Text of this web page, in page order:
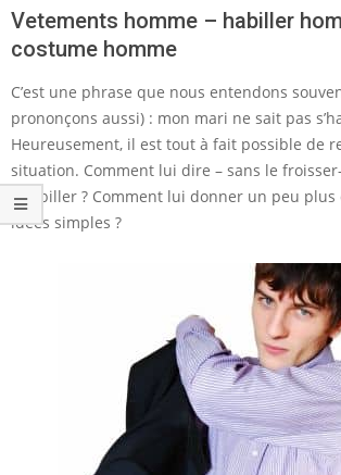
Vetements homme – habiller
costume homme
C’est une phrase que nous entendons
prononçons aussi) : mon mari ne sait pas
Heureusement, il est tout à fait possible de
situation. Comment lui dire – sans le
s’habiller ? Comment lui donner un peu plus
idées simples ?